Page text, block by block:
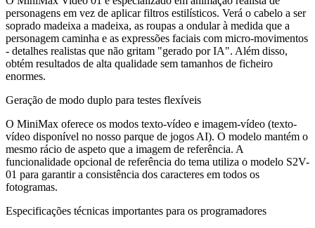
personagens em vez de aplicar filtros estilísticos. Verá o cabelo a ser
soprado madeixa a madeixa, as roupas a ondular à medida que a
personagem caminha e as expressões faciais com micro-movimentos
- detalhes realistas que não gritam "gerado por IA". Além disso,
obtém resultados de alta qualidade sem tamanhos de ficheiro
enormes.
Geração de modo duplo para testes flexíveis
O MiniMax oferece os modos texto-vídeo e imagem-vídeo (texto-
vídeo disponível no nosso parque de jogos AI). O modelo mantém o
mesmo rácio de aspeto que a imagem de referência. A
funcionalidade opcional de referência do tema utiliza o modelo S2V-
01 para garantir a consistência dos caracteres em todos os
fotogramas.
Especificações técnicas importantes para os programadores